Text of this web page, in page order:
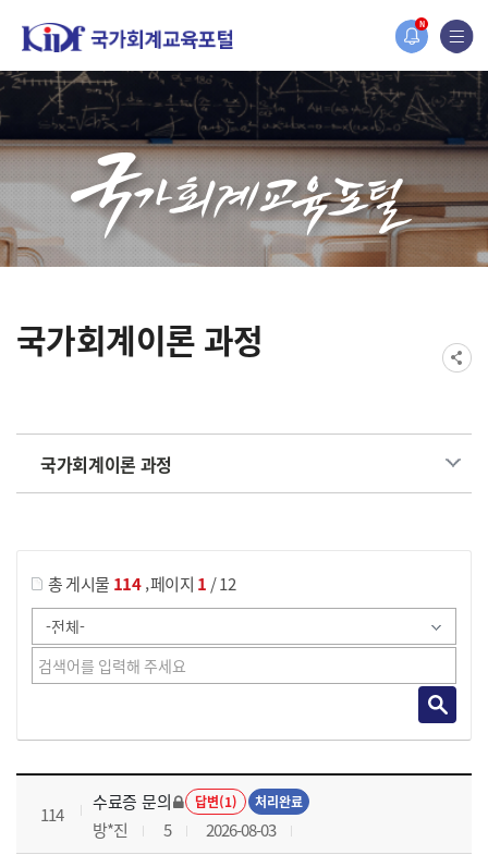
N
홈페이지가 새롭게 개편되었습니다.
한국조세재정연구원홈페이지가 새롭게 개설되었습니다.
국가회계이론 과정
국가회계이론 과정
총 게시물 114,페이지 1 / 12
국가회계이론 과정 목록 으로 번호, 제목, 작성자, 조회수, 등록 일로 나열 되고 있습니다.
114
수료증 문의 답변(1) 처리완료
방*진 5 2026-08-03